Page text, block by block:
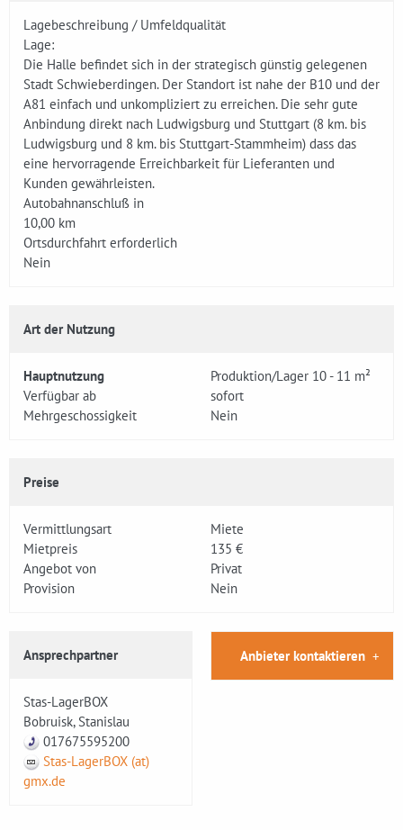
Lagebeschreibung / Umfeldqualität
Lage:
Die Halle befindet sich in der strategisch günstig gelegenen
Stadt Schwieberdingen. Der Standort ist nahe der B10 und der
A81 einfach und unkompliziert zu erreichen. Die sehr gute
Anbindung direkt nach Ludwigsburg und Stuttgart (8 km. bis
Ludwigsburg und 8 km. bis Stuttgart-Stammheim) dass das
eine hervorragende Erreichbarkeit für Lieferanten und
Kunden gewährleisten.
Autobahnanschluß in
10,00 km
Ortsdurchfahrt erforderlich
Nein
Art der Nutzung
Hauptnutzung
Produktion/Lager 10 - 11 m²
Verfügbar ab
sofort
Mehrgeschossigkeit
Nein
Preise
Vermittlungsart
Miete
Mietpreis
135 €
Angebot von
Privat
Provision
Nein
Ansprechpartner
Stas-LagerBOX
Bobruisk, Stanislau
017675595200
Stas-LagerBOX (at)
gmx.de
Anbieter kontaktieren